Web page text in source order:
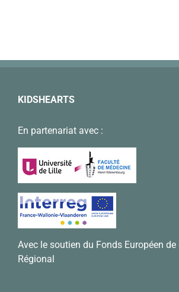
KIDSHEARTS
En partenariat avec :
Avec le soutien du Fonds Européen
Régional